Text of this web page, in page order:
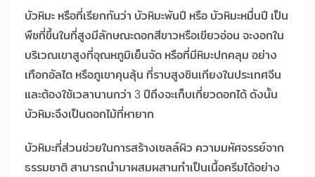
บัวหิมะ หรือที่เรียกกันว่า บัวหิมะพันปี หรือ บัวหิมะหมื่นปี เป็น
พืชที่ขึ้นในที่สูงมีลักษณะดอกสีขาวหรือเขียวอ่อน จะงอกใน
บริเวณเขาสูงที่อุณหภูมิเย็นจัด หรือที่มีหิมะปกคลุม อย่าง
เทือกอัลไต หรือภูเขาคุนลุ้น ที่ราบสูงซินเกียงในประเทศจีน
และต้องใช้เวลานานกว่า 3 ปีถึงจะเก็บเกี่ยวดอกได้ ดังนั้น
บัวหิมะจึงเป็นดอกไม้ที่หายาก
บัวหิมะที่ส่วนช่วยในการสร้างเซลล์ผิว ความมหัศจรรย์จาก
ธรรมชาติ สามารถนำมาผสมผสานทำเป็นเนื้อครีมได้อย่าง